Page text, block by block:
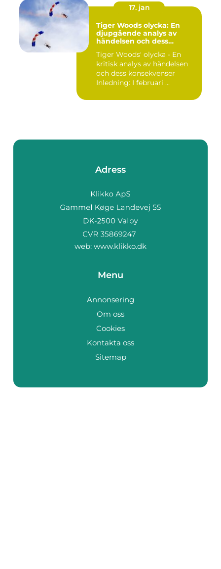
17. jan
Tiger Woods olycka: En
djupgående analys av
händelsen och dess
Tiger Woods' olycka - En
kritisk analys av händelsen
och dess konsekvenser
Inledning: I februari ...
Adress
web: www.klikko.dk
Menu
Annonsering
Om oss
Cookies
Kontakta oss
Sitemap